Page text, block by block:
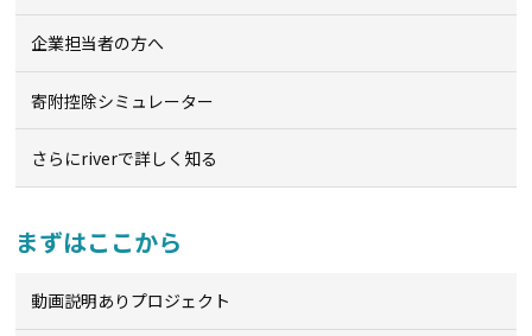
企業担当者の方へ
寄附控除シミュレーター
さらにriverで詳しく知る
まずはここから
動画説明ありプロジェクト